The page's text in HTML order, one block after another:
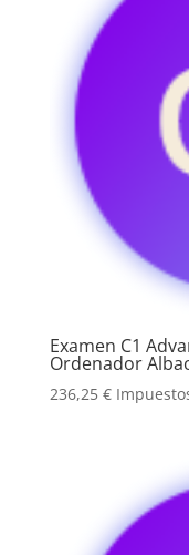
Examen C1
Ordenador
236,25 €